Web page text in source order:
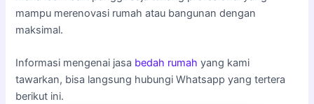
mampu merenovasi rumah atau bangunan dengan
maksimal.
Informasi mengenai jasa bedah rumah yang kami
tawarkan, bisa langsung hubungi Whatsapp yang tertera
berikut ini.